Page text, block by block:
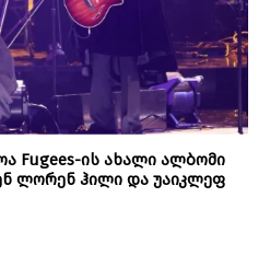
Fugees-ის ახალი ალბომი
ლორენ ჰილი და უაიკლეფ